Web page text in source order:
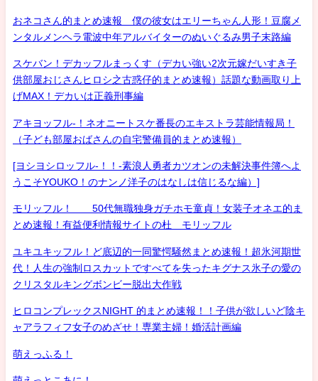
おネコさん的まとめ速報 僕の彼女はエリーちゃん人形！豆腐メ
ンタルメンヘラ電波中年アルバイターのぬいぐるみ男子末路編
スケバン！デカッフルまっくす（デカい強い2次元嫁だいすき子
供部屋おじさんヒロシ之古惑仔的まとめ速報）話題な動画取り上
げMAX！デカいは正義刑事編
アキヨッフル-！ネオニートスケ番長のエキストラ芸能情報局！
（子ども部屋おばさんの自宅警備員的まとめ速報）
[ヨシヨシロッフル-！！-素浪人勇者カツオンの未解決事件簿へよ
うこそYOUKO！のナンノ洋子のはなしは信じるな編）]
モリッフル！ 50代無職独身ガチホモ童貞！女装子オネエ的ま
とめ速報！有益便利情報サイトの杜 モリッフル
ユキユキッフル！ど底辺的一同驚愕騒然まとめ速報！超氷河期世
代！人生の強制ロスカットですべてを失ったキグナス氷子の愛の
クリスタルキングボンビー脱出大作戦
ヒロコンプレックスNIGHT 的まとめ速報！！子供が欲しいど陰キ
ャアラフィフ女子のめざせ！専業主婦！婚活計画編
萌えっふる！